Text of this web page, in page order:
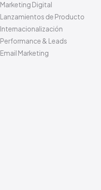
Marketing Digital
Lanzamientos de Producto
Internacionalización
Performance & Leads
Email Marketing